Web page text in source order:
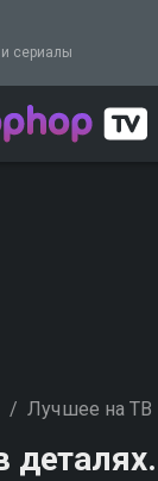
сериалы
/ Лучшее на ТВ